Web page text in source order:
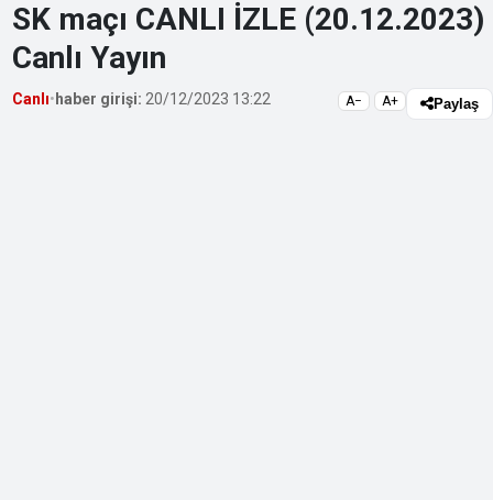
SK maçı CANLI İZLE (20.12.2023)
Canlı Yayın
Canlı• haber girişi: 20/12/2023 13:22 A− A+ Paylaş